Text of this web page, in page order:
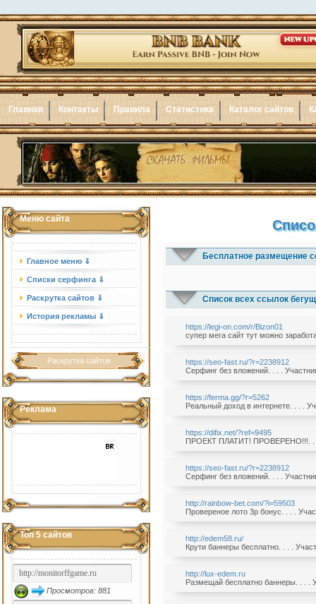
Главная Контакты Правила Статистика Каталог сайтов
Меню сайта
Главное меню ⇓
Списки серфинга ⇓
Раскрутка сайтов ⇓
История рекламы ⇓
Раскрутка сайтов
Реклама
Топ 5 сайтов
Просмотров: 881
Бесплатное размещение
Список всех ссылок
https://legi-on.com/r/Bizon01
супер мега сайт тут можно
https://seo-fast.ru/?r=2238912
Серфинг без вложений. . . .
https://ferma.gg/?r=5262
Реальный доход в интернете. . . .
https://difix.net/?ref=9495
ПРОЕКТ ПЛАТИТ! ПРОВЕРЕНО!!!. . . .
https://seo-fast.ru/?r=2238912
Серфинг без вложений. . . .
http://rainbow-bet.com/?i=59503
Провереное лото 3р бонус. . . .
http://edem58.ru/
Крути баннеры бесплатно. . . .
http://lux-edem.ru
Размещай бесплатно баннеры. . . .